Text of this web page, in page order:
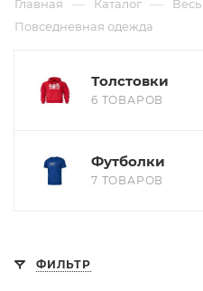
Главная — Каталог —
Повседневная одежда
Толстовки
6 ТОВАРОВ
Футболки
7 ТОВАРОВ
ФИЛЬТР